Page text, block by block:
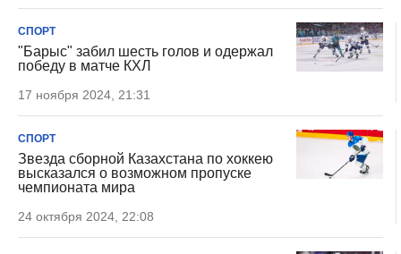
СПОРТ
"Барыс" забил шесть голов и одержал
победу в матче КХЛ
17 ноября 2024, 21:31
СПОРТ
Звезда сборной Казахстана по хоккею
высказался о возможном пропуске
чемпионата мира
24 октября 2024, 22:08